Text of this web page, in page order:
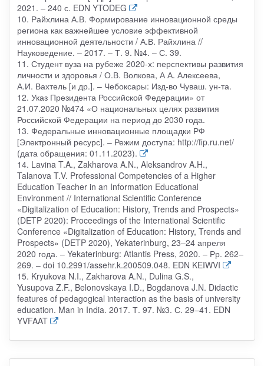
2021. – 240 с. EDN YTODEG
10. Райхлина А.В. Формирование инновационной среды
региона как важнейшее условие эффективной
инновационной деятельности / А.В. Райхлина //
Науковедение. – 2017. – Т. 9. №4. – С. 39.
11. Студент вуза на рубеже 2020-х: перспективы развития
личности и здоровья / О.В. Волкова, А А. Алексеева,
А.И. Вахтель [и др.]. – Чебоксары: Изд-во Чуваш. ун-та.
12. Указ Президента Российской Федерации» от
21.07.2020 №474 «О национальных целях развития
Российской Федерации на период до 2030 года.
13. Федеральные инновационные площадки РФ
[Электронный ресурс]. – Режим доступа: http://fip.ru.net/
(дата обращения: 01.11.2023).
14. Lavina T.A., Zakharova A.N., Aleksandrov A.H.,
Talanova T.V. Professional Competencies of a Higher
Education Teacher in an Information Educational
Environment // International Scientific Conference
«Digitalization of Education: History, Trends and Prospects»
(DETP 2020): Proceedings of the International Scientific
Conference «Digitalization of Education: History, Trends and
Prospects» (DETP 2020), Yekaterinburg, 23–24 апреля
2020 года. – Yekaterinburg: Atlantis Press, 2020. – Рр. 262–
269. – doi 10.2991/assehr.k.200509.048. EDN KEIWVI
15. Kryukova N.I., Zakharova A.N., Dulina G.S.,
Yusupova Z.F., Belonovskaya I.D., Bogdanova J.N. Didactic
features of pedagogical interaction as the basis of university
education. Man in India. 2017. Т. 97. №3. С. 29–41. EDN
YVFAAT